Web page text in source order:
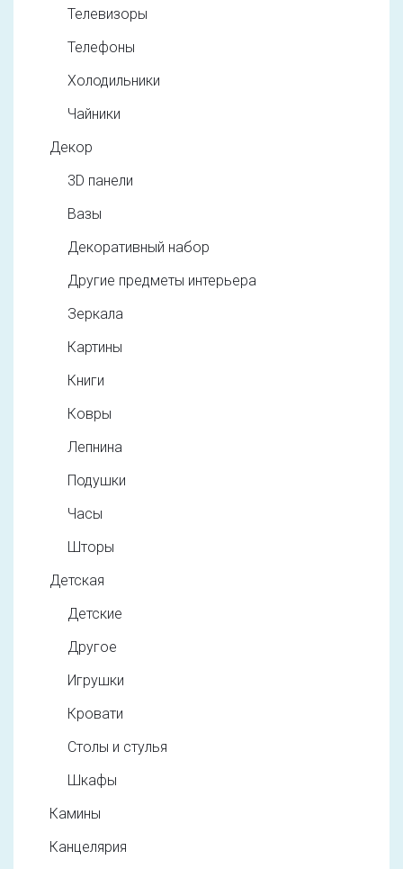
Телевизоры
Телефоны
Холодильники
Чайники
Декор
3D панели
Вазы
Декоративный набор
Другие предметы интерьера
Зеркала
Картины
Книги
Ковры
Лепнина
Подушки
Часы
Шторы
Детская
Детские
Другое
Игрушки
Кровати
Столы и стулья
Шкафы
Камины
Канцелярия